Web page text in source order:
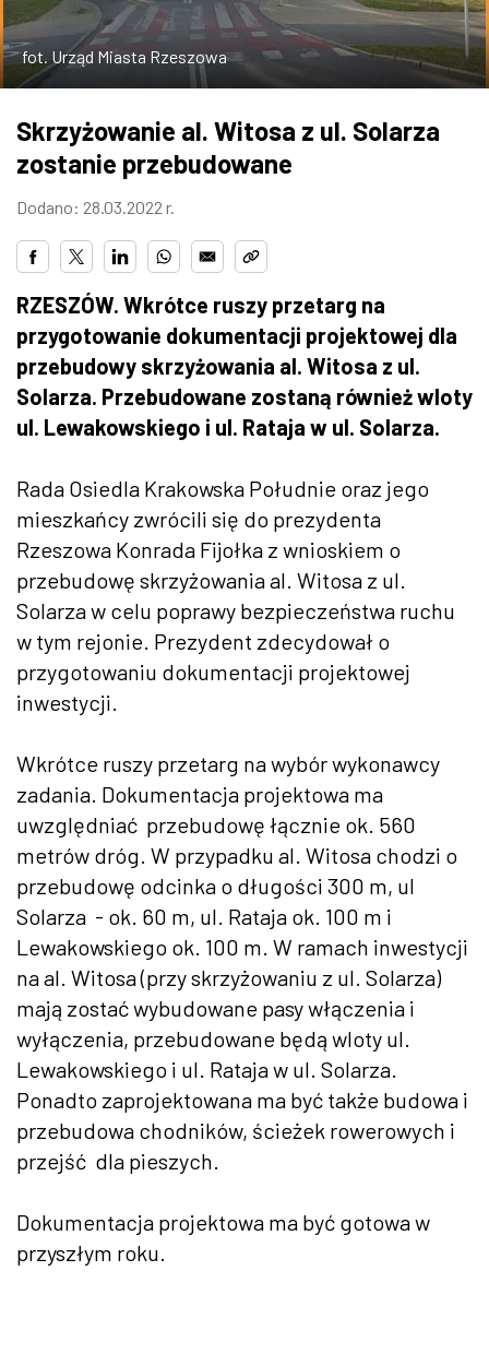
ZDJĘCIA
W RZESZOWIE
fot. Urząd Miasta Rzeszowa
Skrzyżowanie al. Witosa z ul. Solarza
zostanie przebudowane
Dodano: 28.03.2022 r.
RZESZÓW. Wkrótce ruszy przetarg na
przygotowanie dokumentacji projektowej dla
przebudowy skrzyżowania al. Witosa z ul.
Solarza. Przebudowane zostaną również wloty
ul. Lewakowskiego i ul. Rataja w ul. Solarza.
Rada Osiedla Krakowska Południe oraz jego
mieszkańcy zwrócili się do prezydenta
Rzeszowa Konrada Fijołka z wnioskiem o
przebudowę skrzyżowania al. Witosa z ul.
Solarza w celu poprawy bezpieczeństwa ruchu
w tym rejonie. Prezydent zdecydował o
przygotowaniu dokumentacji projektowej
inwestycji.
Wkrótce ruszy przetarg na wybór wykonawcy
zadania. Dokumentacja projektowa ma
uwzględniać przebudowę łącznie ok. 560
metrów dróg. W przypadku al. Witosa chodzi o
przebudowę odcinka o długości 300 m, ul
Solarza - ok. 60 m, ul. Rataja ok. 100 m i
Lewakowskiego ok. 100 m. W ramach inwestycji
na al. Witosa (przy skrzyżowaniu z ul. Solarza)
mają zostać wybudowane pasy włączenia i
wyłączenia, przebudowane będą wloty ul.
Lewakowskiego i ul. Rataja w ul. Solarza.
Ponadto zaprojektowana ma być także budowa i
przebudowa chodników, ścieżek rowerowych i
przejść dla pieszych.
Dokumentacja projektowa ma być gotowa w
przyszłym roku.